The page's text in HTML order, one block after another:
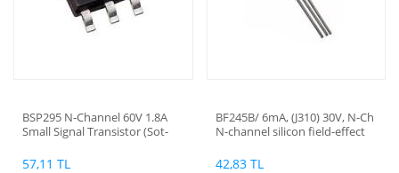
BSP295 N-Channel 60V 1.8A
Small Signal Transistor (Sot-
57,11 TL
BF245B/ 6mA, (J310) 30V, N-Ch
N-channel silicon field-effect
42,83 TL